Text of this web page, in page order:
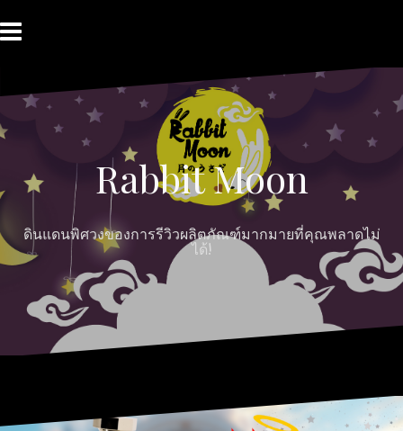
to
content
Rabbit Moon
ดินแดนพิศวงของการรีวิวผลิตภัณฑ์มากมายที่คุณพลาดไม่
ได้!